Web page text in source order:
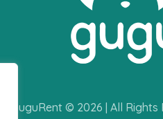
GuguRent © 2026 | All